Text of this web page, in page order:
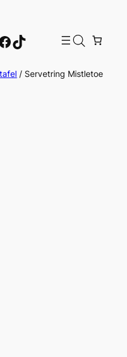
TikTok
/ Servetring Mistletoe